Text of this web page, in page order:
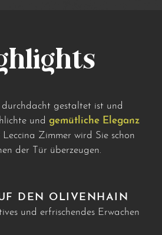
durchdacht gestaltet ist und
und gemütliche Eleganz
Leccina Zimmer wird Sie schon
der Tür überzeugen.
DEN OLIVENHAIN
und erfrischendes Erwachen